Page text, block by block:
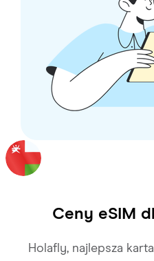
Ceny eSIM
Holafly, najlepsza